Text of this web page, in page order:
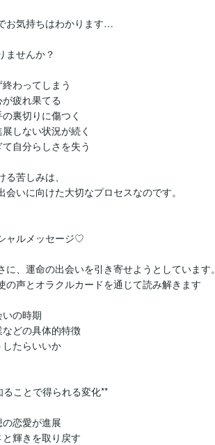
お気持ちはわかります…
ませんか？
わってしまう
疲れ果てる
裏切りに傷つく
しない状況が続く
自分らしさを失う
苦しみは、
いに向けた大切なプロセスなのです。
ャルメッセージ♡
に、運命の出会いを引き寄せようとしています。
の声とオラクルカードを通じて読み解きます
の時期
どの具体的特徴
たらいいか
ことで得られる変化**
恋愛が進展
輝きを取り戻す